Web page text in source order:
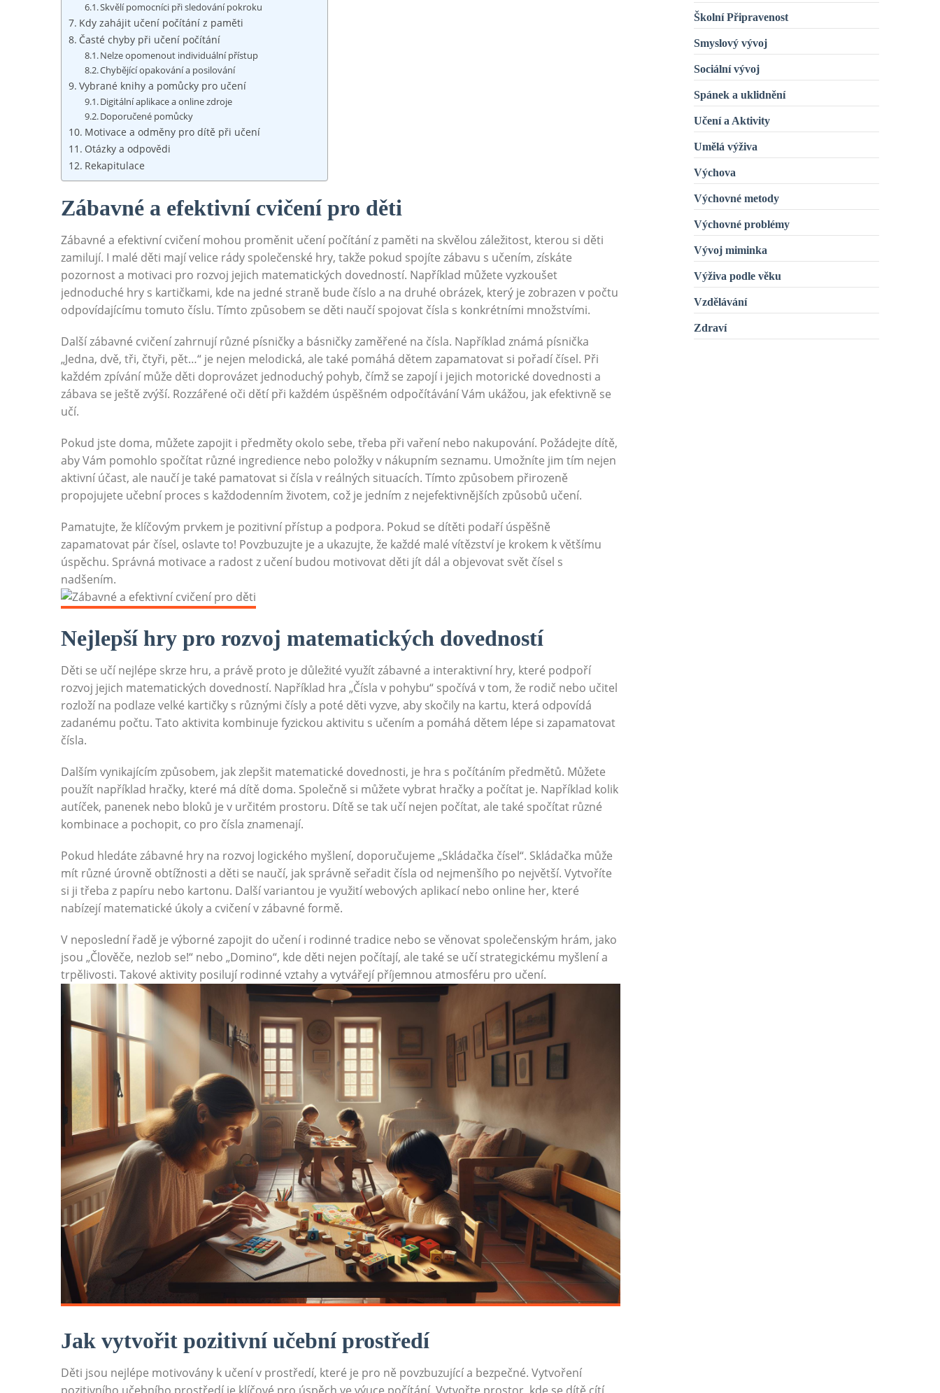
Skvělí pomocníci při sledování pokroku
Kdy zahájit učení počítání z paměti
Časté chyby při učení počítání
Nelze opomenout individuální přístup
Chybějící opakování a posilování
Vybrané knihy a pomůcky pro učení
Digitální aplikace a online zdroje
Doporučené pomůcky
Motivace a odměny pro dítě při učení
Otázky a odpovědi
Rekapitulace
Zábavné a efektivní cvičení pro děti
Zábavné a efektivní cvičení mohou proměnit učení počítání z paměti na skvělou záležitost, kterou si děti
zamilují. I malé děti mají velice rády společenské hry, takže pokud spojíte zábavu s učením, získáte
pozornost a motivaci pro rozvoj jejich matematických dovedností. Například můžete vyzkoušet
jednoduché hry s kartičkami, kde na jedné straně bude číslo a na druhé obrázek, který je zobrazen v počtu
odpovídajícímu tomuto číslu. Tímto způsobem se děti naučí spojovat čísla s konkrétními množstvími.
Další zábavné cvičení zahrnují různé písničky a básničky zaměřené na čísla. Například známá písnička
„Jedna, dvě, tři, čtyři, pět…“ je nejen melodická, ale také pomáhá dětem zapamatovat si pořadí čísel. Při
každém zpívání může děti doprovázet jednoduchý pohyb, čímž se zapojí i jejich motorické dovednosti a
zábava se ještě zvýší. Rozzářené oči dětí při každém úspěšném odpočítávání Vám ukážou, jak efektivně se
učí.
Pokud jste doma, můžete zapojit i předměty okolo sebe, třeba při vaření nebo nakupování. Požádejte dítě,
aby Vám pomohlo spočítat různé ingredience nebo položky v nákupním seznamu. Umožníte jim tím nejen
aktivní účast, ale naučí je také pamatovat si čísla v reálných situacích. Tímto způsobem přirozeně
propojujete učební proces s každodenním životem, což je jedním z nejefektivnějších způsobů učení.
Pamatujte, že klíčovým prvkem je pozitivní přístup a podpora. Pokud se dítěti podaří úspěšně
zapamatovat pár čísel, oslavte to! Povzbuzujte je a ukazujte, že každé malé vítězství je krokem k většímu
úspěchu. Správná motivace a radost z učení budou motivovat děti jít dál a objevovat svět čísel s
nadšením.
Nejlepší hry pro rozvoj matematických dovedností
Děti se učí nejlépe skrze hru, a právě proto je důležité využít zábavné a interaktivní hry, které podpoří
rozvoj jejich matematických dovedností. Například hra „Čísla v pohybu“ spočívá v tom, že rodič nebo učitel
rozloží na podlaze velké kartičky s různými čísly a poté děti vyzve, aby skočily na kartu, která odpovídá
zadanému počtu. Tato aktivita kombinuje fyzickou aktivitu s učením a pomáhá dětem lépe si zapamatovat
čísla.
Dalším vynikajícím způsobem, jak zlepšit matematické dovednosti, je hra s počítáním předmětů. Můžete
použít například hračky, které má dítě doma. Společně si můžete vybrat hračky a počítat je. Například kolik
autíček, panenek nebo bloků je v určitém prostoru. Dítě se tak učí nejen počítat, ale také spočítat různé
kombinace a pochopit, co pro čísla znamenají.
Pokud hledáte zábavné hry na rozvoj logického myšlení, doporučujeme „Skládačka čísel“. Skládačka může
mít různé úrovně obtížnosti a děti se naučí, jak správně seřadit čísla od nejmenšího po největší. Vytvoříte
si ji třeba z papíru nebo kartonu. Další variantou je využití webových aplikací nebo online her, které
nabízejí matematické úkoly a cvičení v zábavné formě.
V neposlední řadě je výborné zapojit do učení i rodinné tradice nebo se věnovat společenským hrám, jako
jsou „Člověče, nezlob se!“ nebo „Domino“, kde děti nejen počítají, ale také se učí strategickému myšlení a
trpělivosti. Takové aktivity posilují rodinné vztahy a vytvářejí příjemnou atmosféru pro učení.
Jak vytvořit pozitivní učební prostředí
Děti jsou nejlépe motivovány k učení v prostředí, které je pro ně povzbuzující a bezpečné. Vytvoření
Školní Připravenost
Smyslový vývoj
Sociální vývoj
Spánek a uklidnění
Učení a Aktivity
Umělá výživa
Výchova
Výchovné metody
Výchovné problémy
Vývoj miminka
Výživa podle věku
Vzdělávání
Zdraví